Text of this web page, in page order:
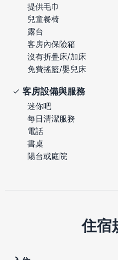
提供毛巾
兒童餐椅
露台
客房內保險箱
沒有折疊床/加床
免費搖籃/嬰兒床
客房設備與服務
迷你吧
每日清潔服務
電話
書桌
陽台或庭院
住宿